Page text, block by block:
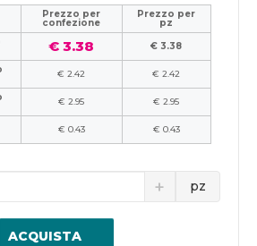
Prezzo per
confezione
Prezzo per
pz
€ 3.38
€ 3.38
€ 2.42
€ 2.42
€ 2.95
€ 2.95
€ 0.43 € 0.43
pz
ACQUISTA